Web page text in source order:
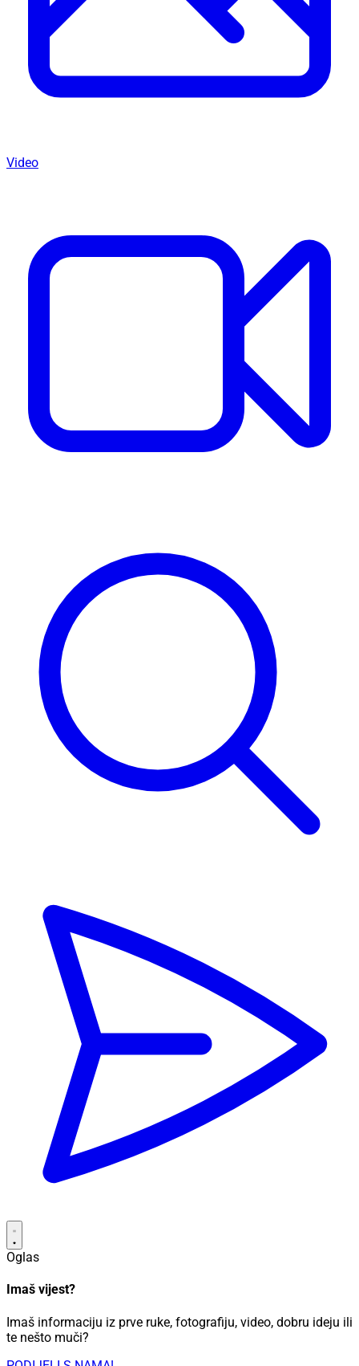
Video
Oglas
Imaš vijest?
Imaš informaciju iz prve ruke, fotografiju, video, dobru ideju ili
te nešto muči?